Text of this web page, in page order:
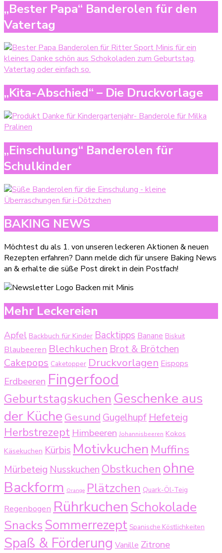
„Bester Papa“ Banderolen für den
Vatertag
„Kita-Abschied“ – Die Druckvorlage
„Einschulung“ Banderolen für
Schulkinder
BAKING NEWS
Möchtest du als 1. von unseren leckeren Aktionen & neuen
Rezepten erfahren? Dann melde dich für unsere Baking News
an & erhalte die süße Post direkt in dein Postfach!
Mehr Leckereien
Apfel Backbuch für Kinder Backtipps Banane Biskuit
Blaubeeren Blechkuchen Brot & Brötchen
Cakepops Caketopper Druckvorlagen Eispops
Erdbeeren Fingerfood
Geburtstagskuchen Geschenke aus
der KücheGesund Gugelhupf Hefeteig
Herbstrezept Himbeeren Johannisbeeren Kokos
Käsekuchen Kürbis Motivkuchen Muffins
Mürbeteig Nusskuchen Obstkuchen ohne
Backform Orange Plätzchen Quark-Öl-Teig
Regenbogen Rührkuchen Schokolade
SnacksSommerrezept Spanische Köstlichkeiten
Spaß & Förderung Vanille Zitrone